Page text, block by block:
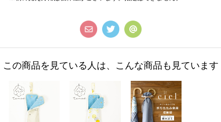
この商品を見ている人は、こんな商品も見ています